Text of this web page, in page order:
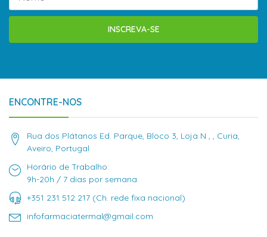
INSCREVA-SE
ENCONTRE-NOS
Rua dos Plátanos Ed. Parque, Bloco 3, Loja N , , Curia,
Aveiro, Portugal
Horário de Trabalho:
9h-20h / 7 dias por semana
+351 231 512 217 (Ch. rede fixa nacional)
infofarmaciatermal@gmail.com